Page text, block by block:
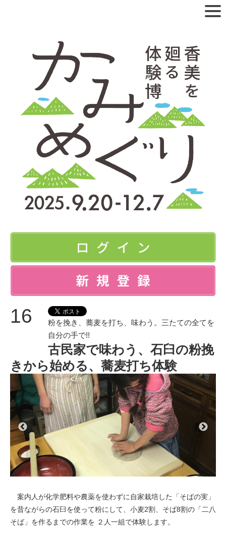
16
粉を挽き、蕎麦を打ち、味わう。三たての全てを
自分の手で!!
古民家で味わう、石臼の粉挽
きから始める、蕎麦打ち体験
案内人が化学肥料や農薬を使わずに自家栽培した「そばの実」
を昔ながらの石臼を使って粉にして、小麦2割、そば8割の「二八
そば」を作るまでの作業を ２人一組で体験します。